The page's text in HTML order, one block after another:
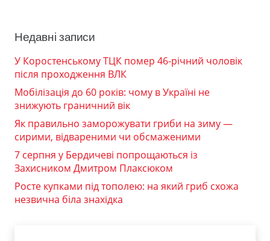
Недавні записи
У Коростенському ТЦК помер 46-річний чоловік
після проходження ВЛК
Мобілізація до 60 років: чому в Україні не
знижують граничний вік
Як правильно заморожувати гриби на зиму —
сирими, відвареними чи обсмаженими
7 серпня у Бердичеві попрощаються із
Захисником Дмитром Плаксюком
Росте купками під тополею: на який гриб схожа
незвична біла знахідка